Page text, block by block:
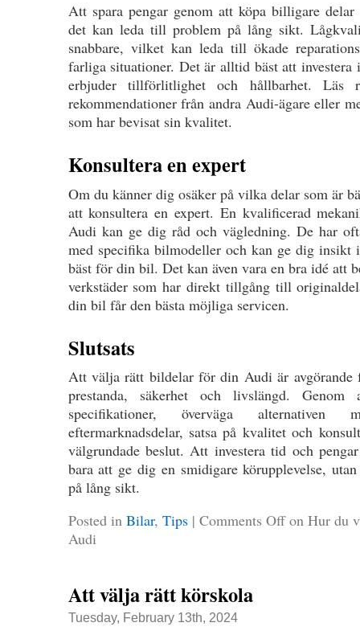
Att spara pengar genom att köpa billigare
det kan leda till problem på lång sikt.
snabbare, vilket kan leda till ökade
farliga situationer. Det är alltid bäst att
erbjuder tillförlitlighet och hållbarhet. Läs
rekommendationer från andra Audi-ägare eller
som har bevisat sin kvalitet.
Konsultera en expert
Om du känner dig osäker på vilka delar som är
att konsultera en expert. En kvalificerad
Audi kan ge dig råd och vägledning. De har
med specifika bilmodeller och kan ge dig insikt
bäst för din bil. Det kan även vara en bra idé att
verkstäder som har direkt tillgång till
din bil får den bästa möjliga servicen.
Slutsats
Att välja rätt bildelar för din Audi är avgörande
prestanda, säkerhet och livslängd.
specifikationer, överväga
eftermarknadsdelar, satsa på kvalitet och
välgrundade beslut. Att investera tid och
bara att ge dig en smidigare körupplevelse,
på lång sikt.
Posted in Bilar, Tips| Comments Offon Hur du
Audi
Att välja rätt körskola
Tuesday, February 13th, 2024